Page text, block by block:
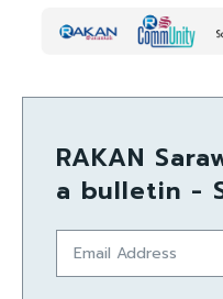
RAKAN
a bulletin -